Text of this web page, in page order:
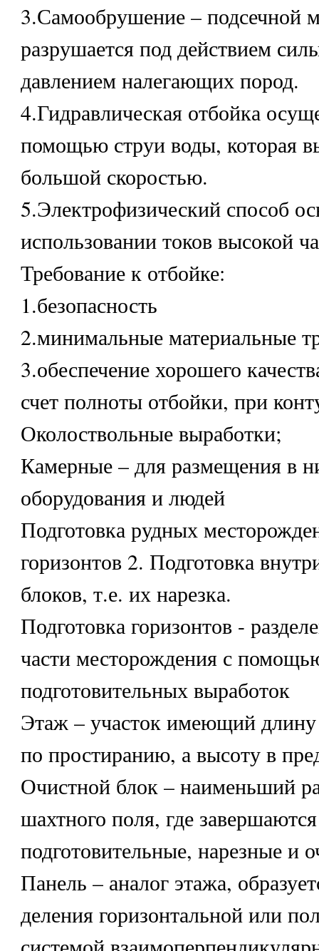
3.Самообрушение – подсечной
разрушается под действием
давлением налегающих пород.
4.Гидравлическая отбойка
помощью струи воды, которая
большой скоростью.
5.Электрофизический способ
использовании токов высокой
Требование к отбойке:
1.безопасность
2.минимальные материальные
3.обеспечение хорошего
счет полноты отбойки, при
Околоствольные выработки;
Камерные – для размещения в
оборудования и людей
Подготовка рудных
горизонтов 2. Подготовка
блоков, т.е. их нарезка.
Подготовка горизонтов -
части месторождения с
подготовительных выработок
Этаж – участок имеющий
по простиранию, а высоту в
Очистной блок – наименьший
шахтного поля, где
подготовительные, нарезные и
Панель – аналог этажа,
деления горизонтальной или